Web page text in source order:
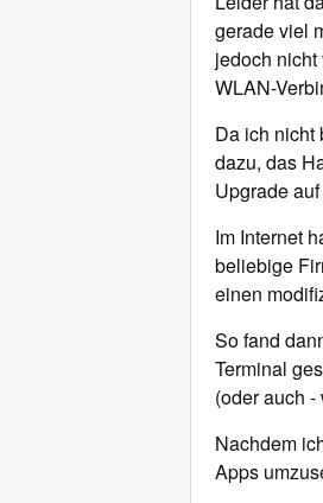
gerade viel
jedoch
WLAN-
Da ich nicht
dazu, das
Upgrade
Im Internet
beliebige
einen
So fand
Terminal
(oder auch
Nachdem
Apps